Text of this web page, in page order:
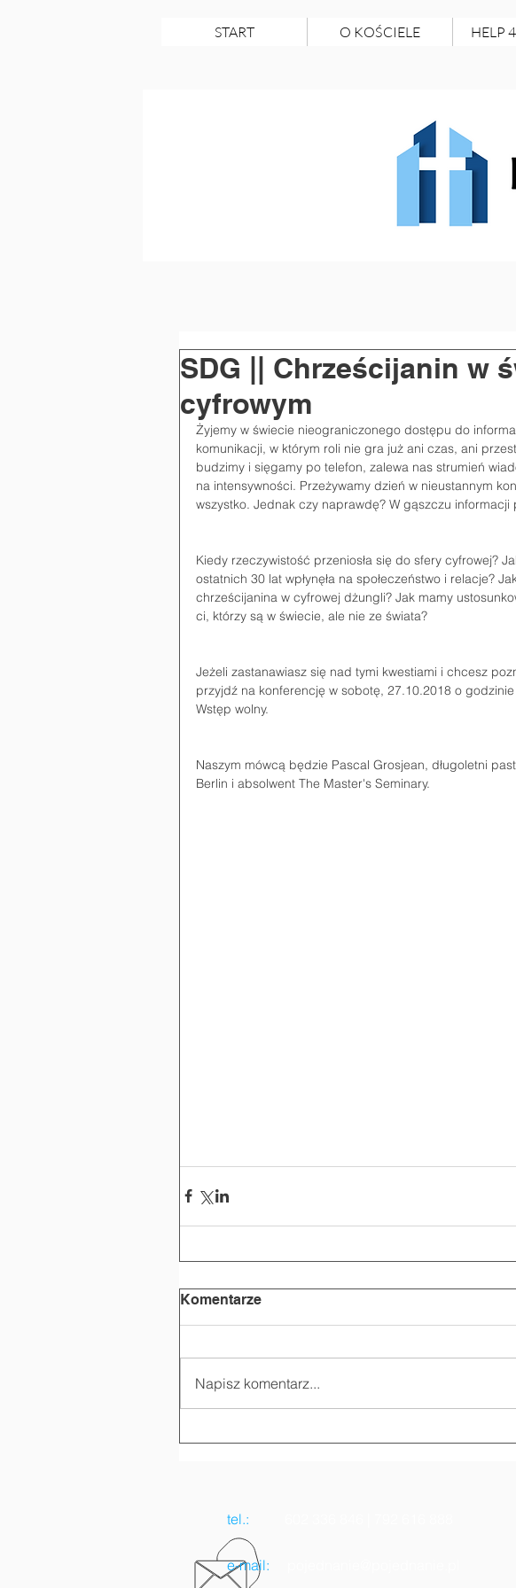
START O KOŚCIELE HELP
SDG || Chrześcijanin w
cyfrowym
Żyjemy w świecie nieograniczonego dostępu do
komunikacji, w którym roli nie gra już ani czas, ani
budzimy i sięgamy po telefon, zalewa nas strumień
na intensywności. Przeżywamy dzień w nieustannym
wszystko. Jednak czy naprawdę? W gąszczu informacji
Kiedy rzeczywistość przeniosła się do sfery cyfrowej?
ostatnich 30 lat wpłynęła na społeczeństwo i relacje?
chrześcijanina w cyfrowej dżungli? Jak mamy
ci, którzy są w świecie, ale nie ze świata?
Jeżeli zastanawiasz się nad tymi kwestiami i chcesz
przyjdź na konferencję w sobotę, 27.10.2018 o
Wstęp wolny.
Naszym mówcą będzie Pascal Grosjean, długoletni
Berlin i absolwent The Master's Seminary.
Komentarze
Napisz komentarz...
tel.:
e-mail: